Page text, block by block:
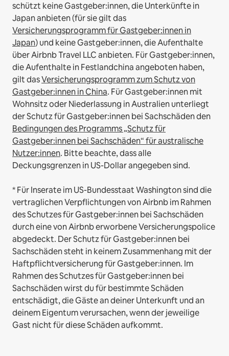
schützt keine Gastgeber:innen, die Unterkünfte in
Japan anbieten (für sie gilt das
Versicherungsprogramm für Gastgeber:innen in
Japan) und keine Gastgeber:innen, die Aufenthalte
über Airbnb Travel LLC anbieten. Für Gastgeber:innen,
die Aufenthalte in Festlandchina angeboten haben,
gilt dasVersicherungsprogramm zum Schutz von
Gastgeber:innen in China. Für Gastgeber:innen mit
Wohnsitz oder Niederlassung in Australien unterliegt
der Schutz für Gastgeber:innen bei Sachschäden den
Bedingungen des Programms „Schutz für
Gastgeber:innen bei Sachschäden“ für australische
Nutzer:innen. Bitte beachte, dass alle
Deckungsgrenzen in US-Dollar angegeben sind.
* Für Inserate im US-Bundesstaat Washington sind die
vertraglichen Verpflichtungen von Airbnb im Rahmen
des Schutzes für Gastgeber:innen bei Sachschäden
durch eine von Airbnb erworbene Versicherungspolice
abgedeckt. Der Schutz für Gastgeber:innen bei
Sachschäden steht in keinem Zusammenhang mit der
Haftpflichtversicherung für Gastgeber:innen. Im
Rahmen des Schutzes für Gastgeber:innen bei
Sachschäden wirst du für bestimmte Schäden
entschädigt, die Gäste an deiner Unterkunft und an
deinem Eigentum verursachen, wenn der jeweilige
Gast nicht für diese Schäden aufkommt.